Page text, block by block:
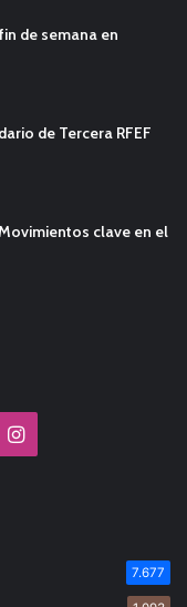
de semana en
de Tercera RFEF
clave en el
Instagram
7.677